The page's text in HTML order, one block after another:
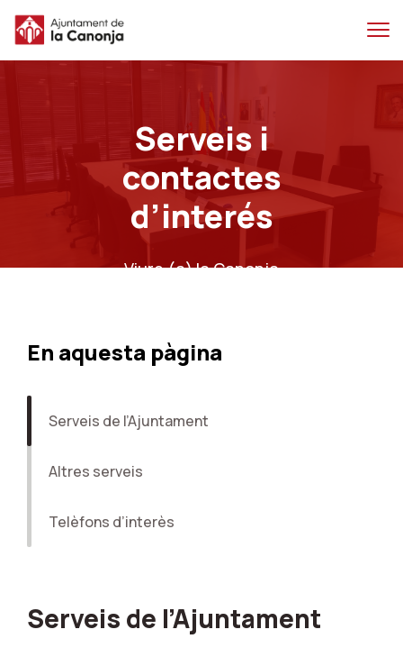
Salta
al
contingut
principal
Salta
la
navegacio
Serveis i
contactes
d’interés
Viure (a) la Canonja
En aquesta pàgina
Serveis de l’Ajuntament
Altres serveis
Telèfons d’interès
Serveis de l’Ajuntament